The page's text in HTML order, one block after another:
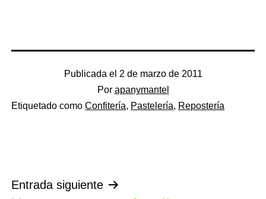
Publicada el 2 de marzo de 2011
Por apanymantel
Categorizado
Etiquetado comoConfitería, Pastelería, Repostería
Navegación
Entrada siguiente